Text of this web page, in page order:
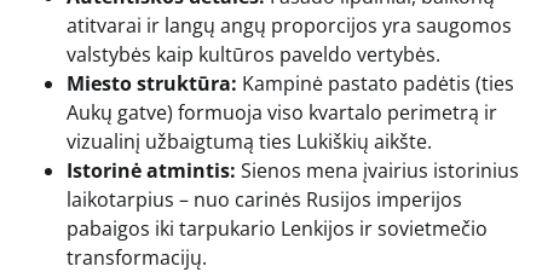
atitvarai ir langų angų proporcijos yra saugomos
valstybės kaip kultūros paveldo vertybės.
Miesto struktūra: Kampinė pastato padėtis (ties
Aukų gatve) formuoja viso kvartalo perimetrą ir
vizualinį užbaigtumą ties Lukiškių aikšte.
Istorinė atmintis: Sienos mena įvairius istorinius
laikotarpius – nuo carinės Rusijos imperijos
pabaigos iki tarpukario Lenkijos ir sovietmečio
transformacijų.